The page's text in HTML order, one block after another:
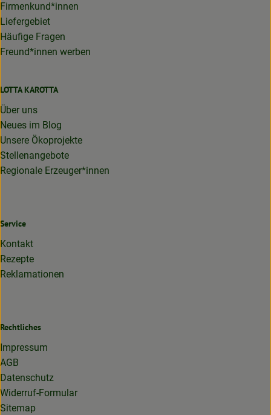
Firmenkund*innen
Liefergebiet
Häufige Fragen
Freund*innen werben
LOTTA KAROTTA
Über uns
Neues im Blog
Unsere Ökoprojekte
Stellenangebote
Regionale Erzeuger*innen
Service
Kontakt
Rezepte
Reklamationen
Rechtliches
Impressum
AGB
Datenschutz
Widerruf-Formular
Sitemap